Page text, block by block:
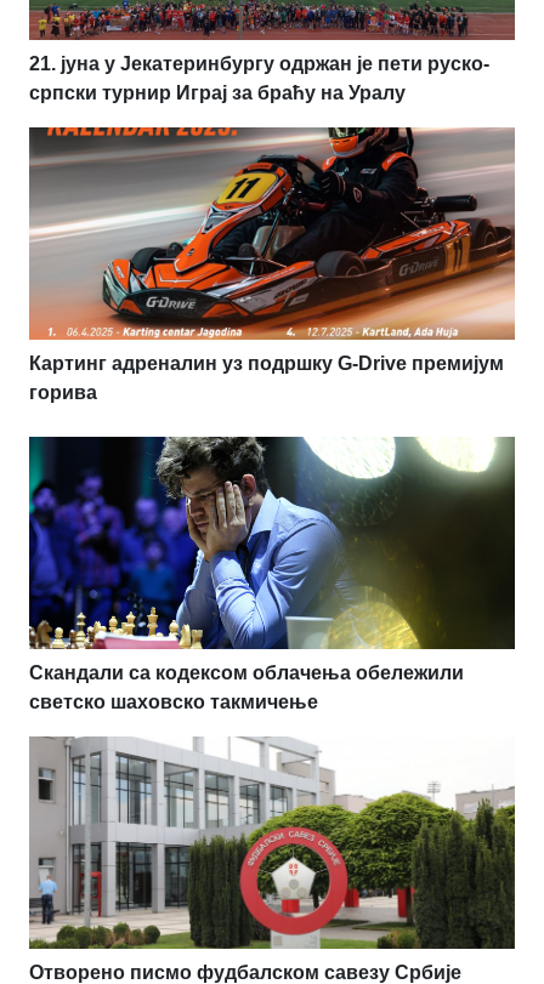
21. јуна у Јекатеринбургу одржан је пети руско-
српски турнир Играј за браћу на Уралу
Картинг адреналин уз подршку G-Drive премијум
горива
Скандали са кодексом облачења обележили
светско шаховско такмичење
Отворено писмо фудбалском савезу Србије